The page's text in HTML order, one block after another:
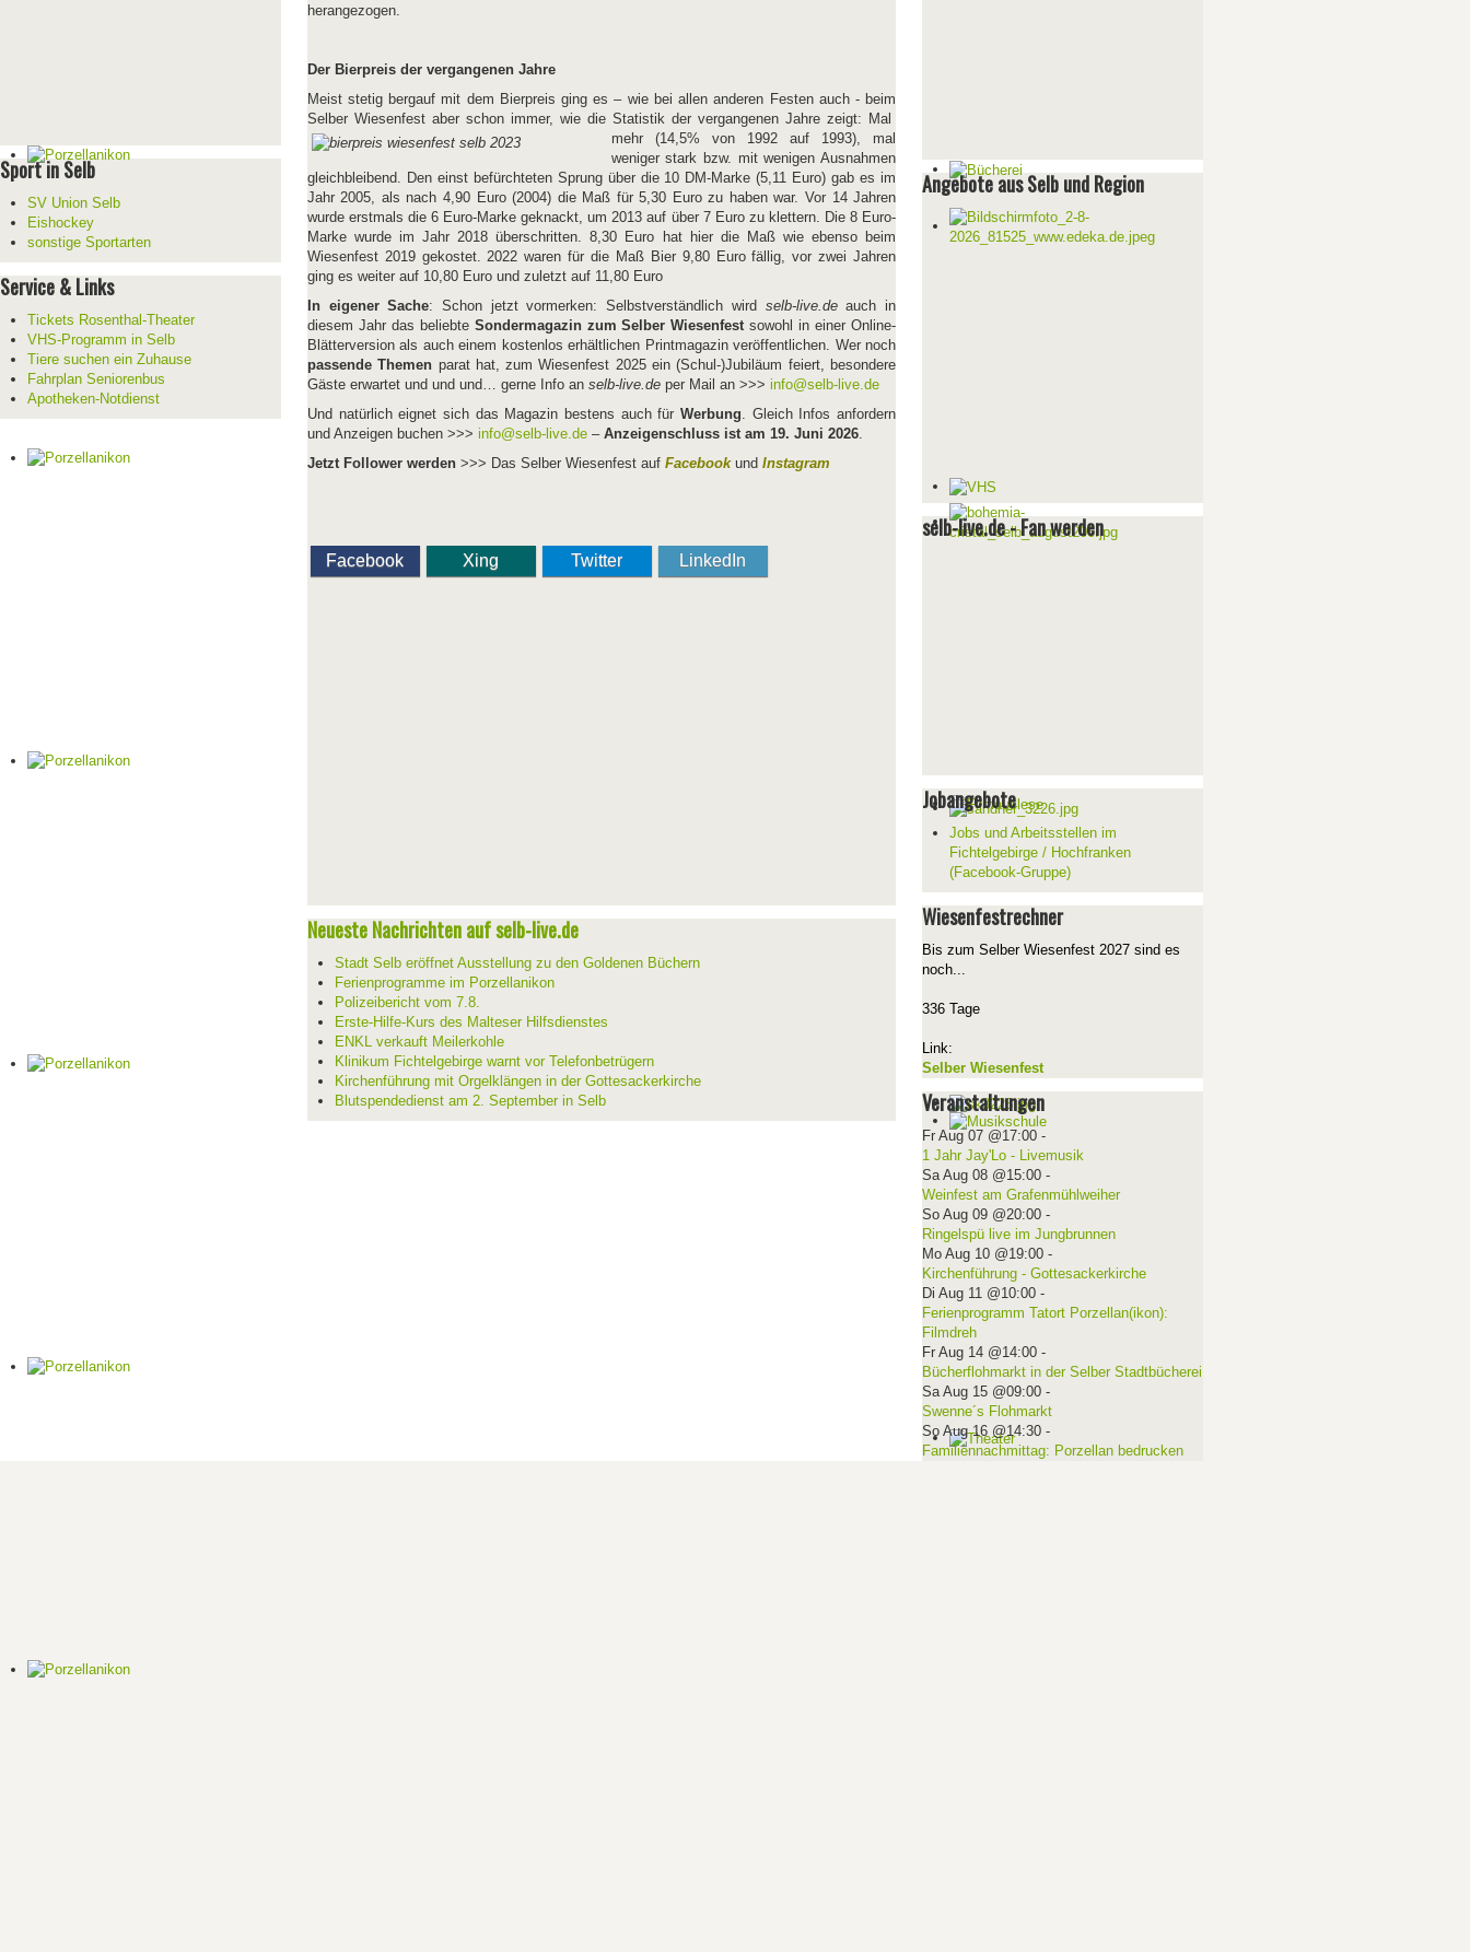
Sport in Selb
SV Union Selb
Eishockey
sonstige Sportarten
Service & Links
Tickets Rosenthal-Theater
VHS-Programm in Selb
Tiere suchen ein Zuhause
Fahrplan Seniorenbus
Apotheken-Notdienst
herangezogen.
Der Bierpreis der vergangenen Jahre
Meist stetig bergauf mit dem Bierpreis ging es – wie bei allen anderen Festen auch - beim
Selber Wiesenfest aber schon immer, wie die Statistik der vergangenen Jahre zeigt: Mal
mehr (14,5% von 1992 auf 1993), mal
weniger stark bzw. mit wenigen Ausnahmen
gleichbleibend. Den einst befürchteten Sprung über die 10 DM-Marke (5,11 Euro) gab es im
Jahr 2005, als nach 4,90 Euro (2004) die Maß für 5,30 Euro zu haben war. Vor 14 Jahren
wurde erstmals die 6 Euro-Marke geknackt, um 2013 auf über 7 Euro zu klettern. Die 8 Euro-
Marke wurde im Jahr 2018 überschritten. 8,30 Euro hat hier die Maß wie ebenso beim
Wiesenfest 2019 gekostet. 2022 waren für die Maß Bier 9,80 Euro fällig, vor zwei Jahren
ging es weiter auf 10,80 Euro und zuletzt auf 11,80 Euro
In eigener Sache: Schon jetzt vormerken: Selbstverständlich wird selb-live.deauch in
diesem Jahr das beliebte Sondermagazin zum Selber Wiesenfestsowohl in einer Online-
Blätterversion als auch einem kostenlos erhältlichen Printmagazin veröffentlichen. Wer noch
passende Themen parat hat, zum Wiesenfest 2025 ein (Schul-)Jubiläum feiert, besondere
Gäste erwartet und und und… gerne Info an selb-live.deper Mail an >>> info@selb-live.de
Und natürlich eignet sich das Magazin bestens auch fürWerbung. Gleich Infos anfordern
und Anzeigen buchen >>> info@selb-live.de– Anzeigenschluss ist am 19. Juni 2026.
Jetzt Follower werden>>> Das Selber Wiesenfest auf Facebook und Instagram
Facebook Xing Twitter LinkedIn
Neueste Nachrichten auf selb-live.de
Stadt Selb eröffnet Ausstellung zu den Goldenen Büchern
Ferienprogramme im Porzellanikon
Polizeibericht vom 7.8.
Erste-Hilfe-Kurs des Malteser Hilfsdienstes
ENKL verkauft Meilerkohle
Klinikum Fichtelgebirge warnt vor Telefonbetrügern
Kirchenführung mit Orgelklängen in der Gottesackerkirche
Blutspendedienst am 2. September in Selb
Angebote aus Selb und Region
selb-live.de - Fan werden
Jobangebote
Jobs und Arbeitsstellen im
Fichtelgebirge / Hochfranken
(Facebook-Gruppe)
Wiesenfestrechner
Bis zum Selber Wiesenfest 2027 sind es
noch...
336 Tage
Link:
Selber Wiesenfest
Veranstaltungen
Fr Aug 07 @17:00-
1 Jahr Jay'Lo - Livemusik
Sa Aug 08 @15:00-
Weinfest am Grafenmühlweiher
So Aug 09 @20:00-
Ringelspü live im Jungbrunnen
Mo Aug 10 @19:00-
Kirchenführung - Gottesackerkirche
Di Aug 11 @10:00-
Ferienprogramm Tatort Porzellan(ikon):
Filmdreh
Fr Aug 14 @14:00-
Bücherflohmarkt in der Selber Stadtbücherei
Sa Aug 15 @09:00-
Swenne´s Flohmarkt
So Aug 16 @14:30-
Familiennachmittag: Porzellan bedrucken